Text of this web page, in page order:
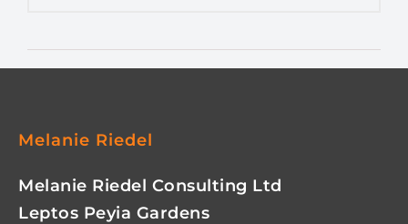
Melanie Riedel
Melanie Riedel Consulting Ltd
Leptos Peyia Gardens